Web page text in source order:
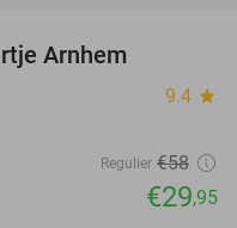
Arnhem
9.4 star
Regulier €58
€29,95